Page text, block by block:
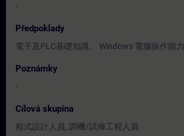
-
Předpoklady
電子及PLC基礎知識、 Windows 電腦操作能力
Poznámky
-
Cílová skupina
程式設計人員, 調機/試俥工程人員